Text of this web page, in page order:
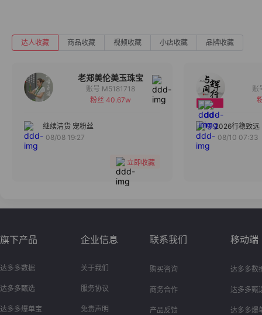
达人收藏 商品收藏 视频收藏 小店收藏 品牌收藏
老郑美伦美玉珠宝
备注
账号 M5181718
粉丝 40.67w
继续清货 宠粉丝
08/08 19:27
立即收藏
2026行稳致远
08/10 07:33
旗下产品
达多多数据
达多多甄选
达多多爆单宝
企业信息
关于我们
服务协议
免责声明
联系我们
购买咨询
商务合作
产品反馈
移动端
达多多数
达多多甄
达多多爆